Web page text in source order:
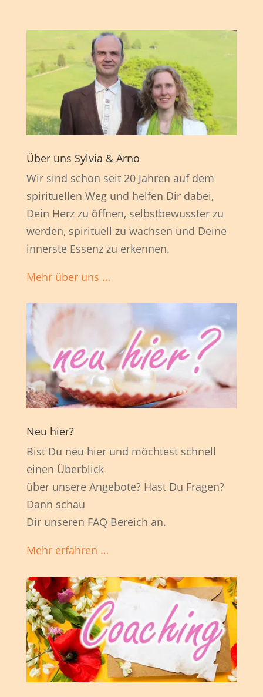
Über uns Sylvia & Arno
Wir sind schon seit 20 Jahren auf dem
spirituellen Weg und helfen Dir dabei,
Dein Herz zu öffnen, selbstbewusster zu
werden, spirituell zu wachsen und Deine
innerste Essenz zu erkennen.
Mehr über uns …
Neu hier?
Bist Du neu hier und möchtest schnell
einen Überblick
über unsere Angebote? Hast Du Fragen?
Dann schau
Dir unseren FAQ Bereich an.
Mehr erfahren …